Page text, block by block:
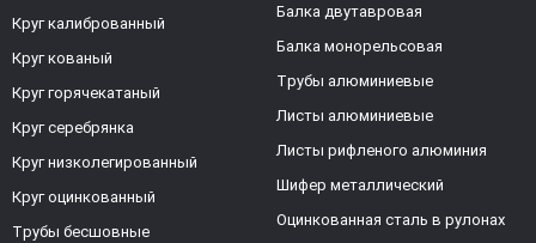
Круг калиброванный
Круг кованый
Круг горячекатаный
Круг серебрянка
Круг низколегированный
Круг оцинкованный
Трубы бесшовные
Балка двутавровая
Балка монорельсовая
Трубы алюминиевые
Листы алюминиевые
Листы рифленого алюминия
Шифер металлический
Оцинкованная сталь в рулонах